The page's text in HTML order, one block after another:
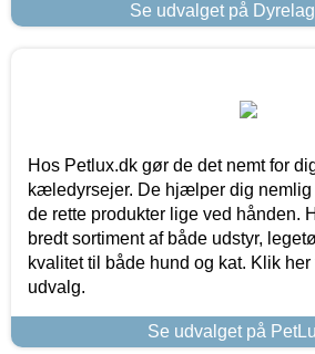
Se udvalget på
Hos Petlux.dk gør de det nemt for
kæledyrsejer. De hjælper dig nemlig
de rette produkter lige ved hånden.
bredt sortiment af både udstyr,
kvalitet til både hund og kat. Klik
udvalg.
Se udvalget på